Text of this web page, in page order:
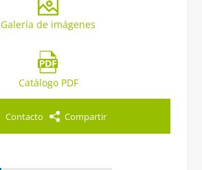
Galería de imágenes
Catálogo PDF
Contacto Compartir